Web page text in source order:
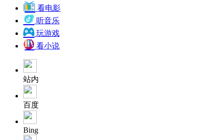
看电影
听音乐
玩游戏
看小说
站内
百度
Bing